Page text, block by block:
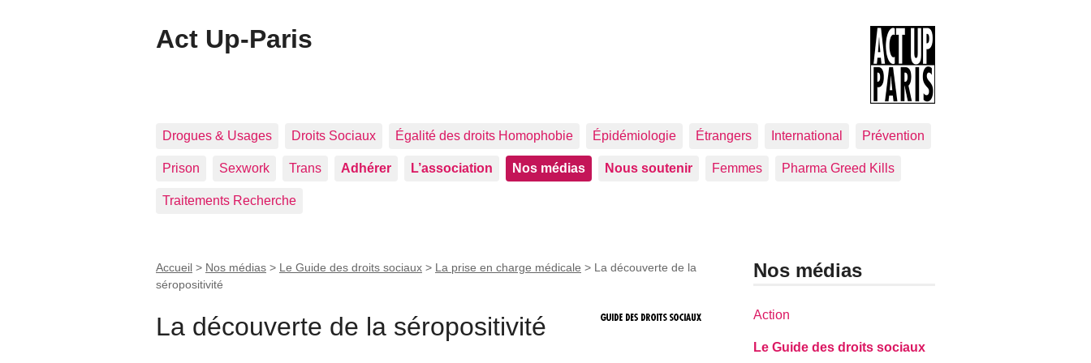
Act Up-Paris
Drogues & Usages Droits Sociaux Égalité des droits Homophobie Épidémiologie Étrangers International Prévention
Prison Sexwork Trans Adhérer L’association Nos médias Nous soutenir Femmes Pharma Greed Kills
Traitements Recherche
Accueil > Nos médias > Le Guide des droits sociaux > La prise en charge médicale > La découverte de la
séropositivité
La découverte de la séropositivité
Nos médias
Action
Le Guide des droits sociaux